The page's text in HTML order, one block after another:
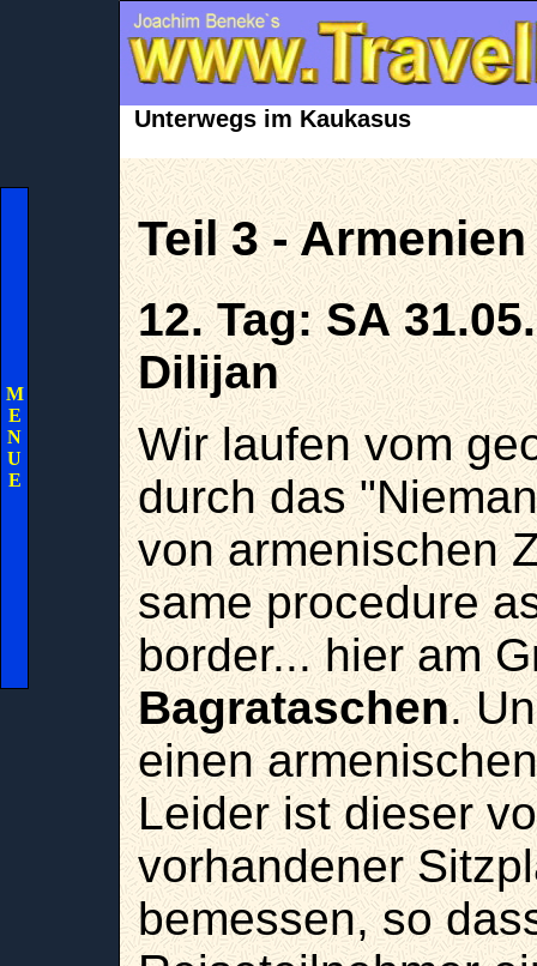
Unterwegs im Kaukasus
M
E
N
U
E
Teil 3 - Armenien
12. Tag: SA
Dilijan
Wir laufen vom
durch das
von armenischen
same procedure
border... hier am
Bagrataschen.
einen
Leider ist dieser
vorhandener
bemessen, so